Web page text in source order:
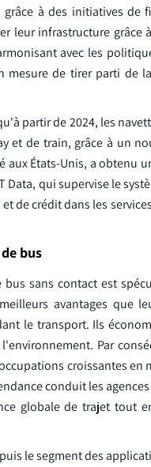
à des initiatives
leur infrastructure
avec les
de tirer parti de
partir de 2024, les
et de train, grâce à un
États-Unis, a obtenu
Data, qui supervise le
de crédit dans les
bus
sans contact est
avantages que
le transport. Ils
Par
croissantes
conduit les
globale de trajet tout
le segment des